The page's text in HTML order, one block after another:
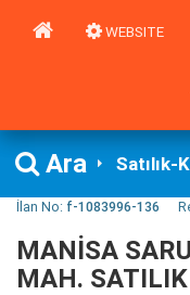
WEBSITE
Ara Satılık-
İlan No: f-1083996-136
MANISA
MAH.